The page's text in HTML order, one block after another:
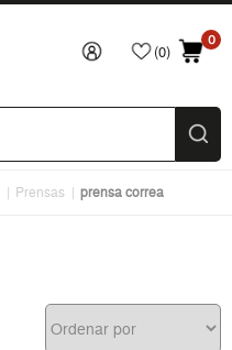
(0)
0
Prensas prensa correa